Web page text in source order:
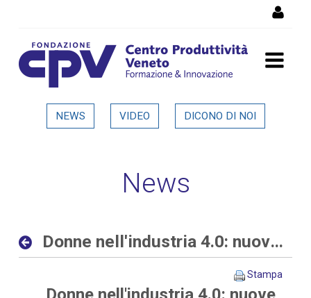
Donne nell'industria 4.0:
femminile nelle aziende
Dettaglio in evidenza
NEWS VIDEO DICONO DI NOI
News
Donne nell'industria 4.0: nuove opportunità al femminile nelle aziende digitali ed interconnesse
Stampa